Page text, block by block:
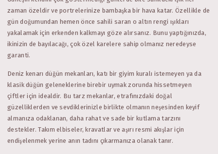
zaman özeldir ve portrelerinize bambaşka bir hava katar. Özellikle de
gün doğumundan hemen önce sahili saran o altın rengi ışıkları
yakalamak için erkenden kalkmayı göze alırsanız. Bunu yaptığınızda,
ikinizin de bayılacağı, çok özel karelere sahip olmanız neredeyse
garanti.
Deniz kenarı düğün mekanları, katı bir giyim kuralı istemeyen ya da
klasik düğün geleneklerine birebir uymak zorunda hissetmeyen
çiftler için idealdir. Bu tarz mekanlar, etrafınızdaki doğal
güzelliklerden ve sevdiklerinizle birlikte olmanın neşesinden keyif
almanıza odaklanan, daha rahat ve sade bir kutlama tarzını
destekler. Takım elbiseler, kravatlar ve aşırı resmi akışlar için
endişelenmek yerine anın tadını çıkarmanıza olanak tanır.